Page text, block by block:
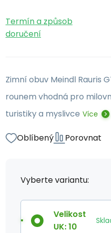
Termín a způsob
doručení
Zimní obuv Meindl Rauris
rounem vhodná pro
turistiky a myslivce Více
Oblíbený Porovnat
Vyberte variantu:
Velikost
UK:10